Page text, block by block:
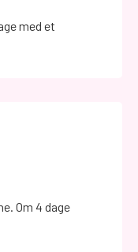
med et
Om 4 dage